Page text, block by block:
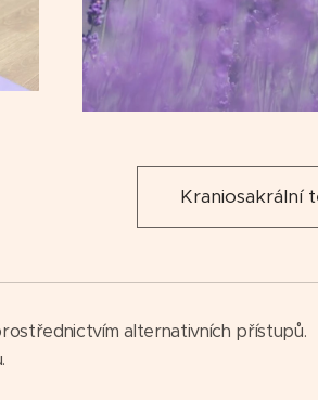
Kraniosakrální
alternativních přístupů.